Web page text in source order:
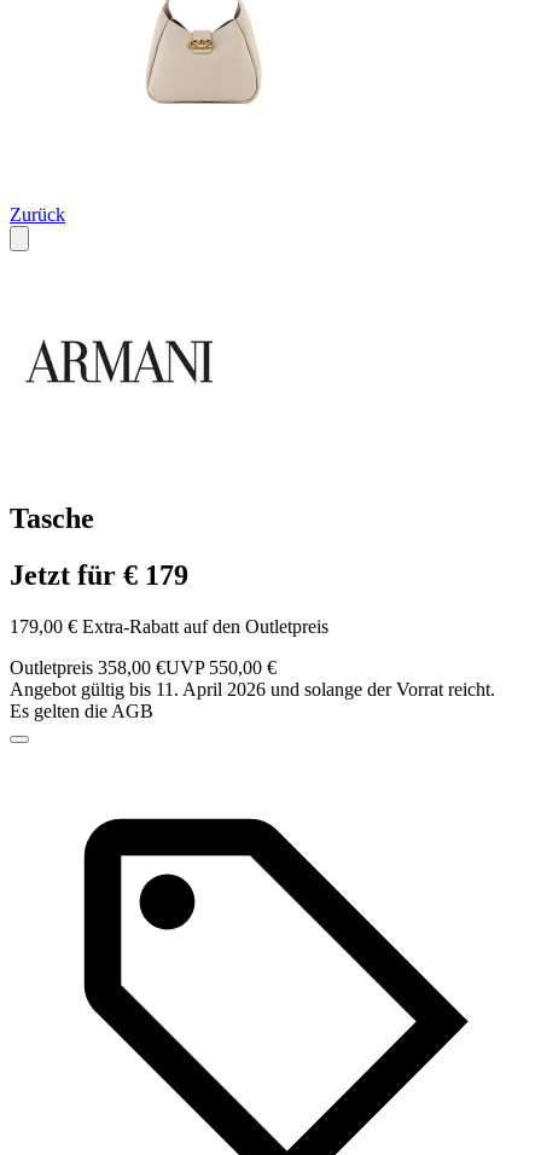
Zurück
Tasche
Jetzt für € 179
179,00 € Extra-Rabatt auf den Outletpreis
Outletpreis 358,00 €UVP 550,00 €
Angebot gültig bis 11. April 2026 und solange der Vorrat reicht.
Es gelten die AGB